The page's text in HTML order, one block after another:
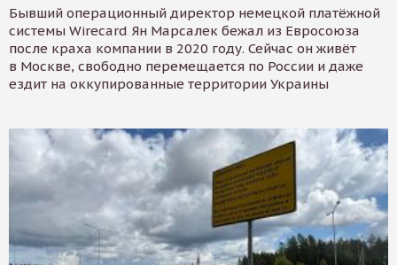
Бывший операционный директор немецкой платёжной
системы Wirecard Ян Марсалек бежал из Евросоюза
после краха компании в 2020 году. Сейчас он живёт
в Москве, свободно перемещается по России и даже
ездит на оккупированные территории Украины